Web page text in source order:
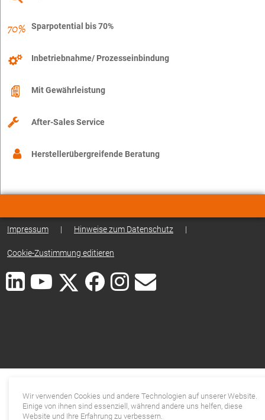
Sparpotential bis 70%
Inbetriebnahme/ Prozesseinbindung
Mit Gewährleistung
After-Sales Service
Herstellerübergreifende Beratung
Impressum | Hinweise zum Datenschutz |
Cookie-Zustimmung editieren
Wir verwenden Cookies und andere Technologien auf unserer Website.
Einige von ihnen sind essenziell, während andere uns helfen, diese
Website und Ihre Erfahrung zu verbessern.